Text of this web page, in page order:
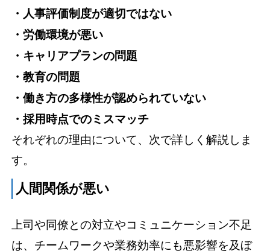
・人事評価制度が適切ではない
・労働環境が悪い
・キャリアプランの問題
・教育の問題
・働き方の多様性が認められていない
・採用時点でのミスマッチ
それぞれの理由について、次で詳しく解説しま
す。
人間関係が悪い
上司や同僚との対立やコミュニケーション不足
は、チームワークや業務効率にも悪影響を及ぼ